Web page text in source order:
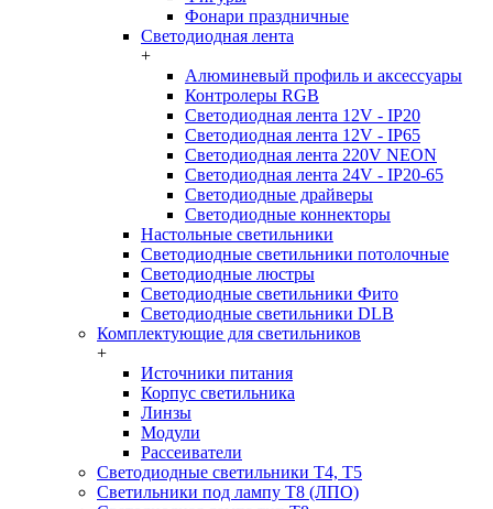
Фонари праздничные
Светодиодная лента
+
Алюминевый профиль и аксессуары
Контролеры RGB
Светодиодная лента 12V - IP20
Светодиодная лента 12V - IP65
Светодиодная лента 220V NEON
Светодиодная лента 24V - IP20-65
Светодиодные драйверы
Светодиодные коннекторы
Настольные светильники
Светодиодные светильники потолочные
Светодиодные люстры
Светодиодные светильники Фито
Светодиодные светильники DLB
Комплектующие для светильников
+
Источники питания
Корпус светильника
Линзы
Модули
Рассеиватели
Светодиодные светильники T4, T5
Светильники под лампу Т8 (ЛПО)